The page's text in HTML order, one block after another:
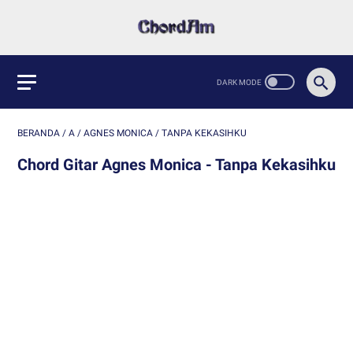
BERANDA / A / AGNES MONICA / TANPA KEKASIHKU
Chord Gitar Agnes Monica - Tanpa Kekasihku